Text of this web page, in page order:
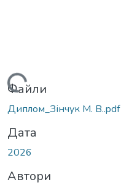
Вантажиться...
Файли
Диплом_Зінчук М. В..pdf
Дата
2026
Автори